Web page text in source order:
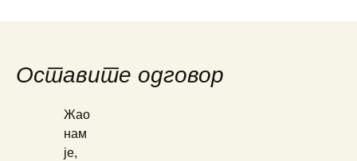
чланака
Оставите одговор
Жао
нам
је,